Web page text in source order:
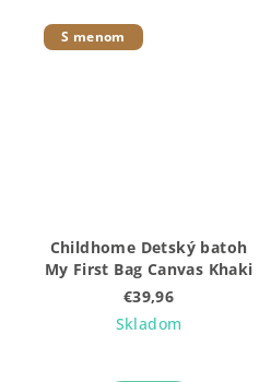
S menom
Childhome Detský batoh
My First Bag Canvas Khaki
€39,96
Skladom